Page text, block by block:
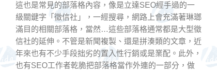
這也是常見的部落格內容，像是立達SEO經手過的一
級關鍵字「徵信社」，一經搜尋，網路上會充滿著琳瑯
滿目的相關部落格，當然…這些部落格通常都是大型徵
信社的延伸。不管是新聞複製、還是拼湊類的文章，近
年來也有不少手段拙劣的置入性行銷或是業配。此外，
也有SEO工作者乾脆把部落格當作外連的一部分，做